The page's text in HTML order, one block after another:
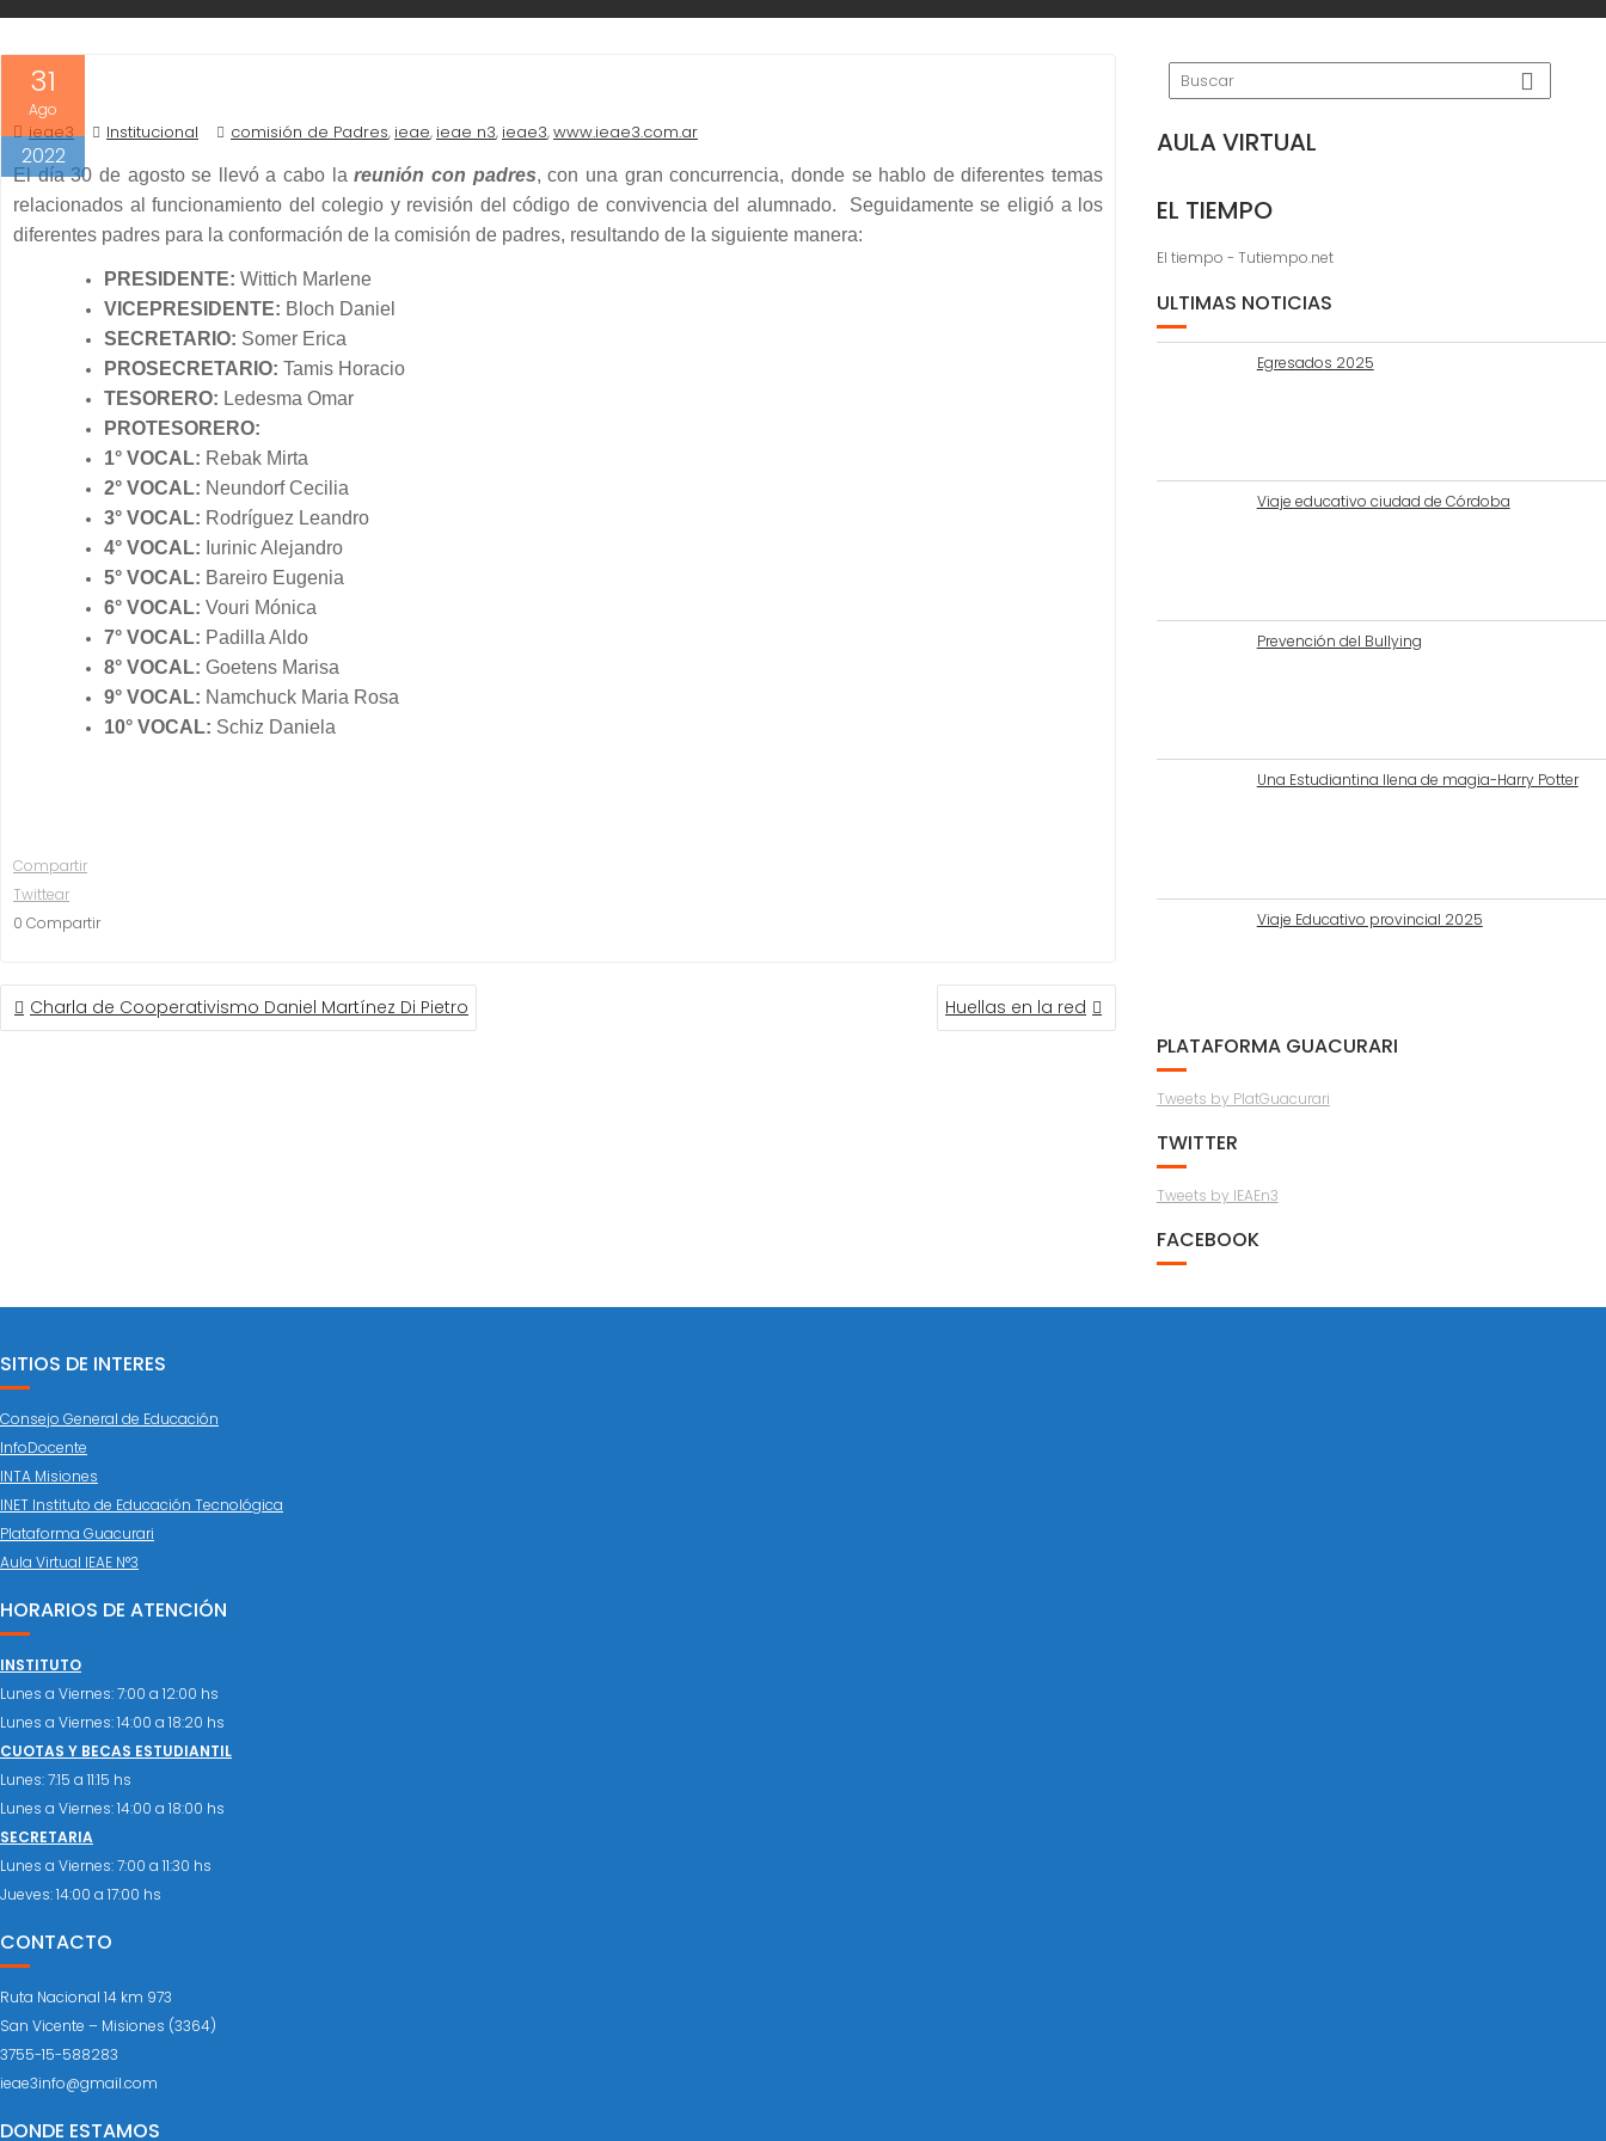
31
Ago
2022
ieae3 Institucional comisión de Padres, ieae, ieae n3, ieae3,www.ieae3.com.ar
El día 30 de agosto se llevó a cabo lareunión con padres, con una gran concurrencia, donde se hablo de diferentes temas
relacionados al funcionamiento del colegio y revisión del código de convivencia del alumnado. Seguidamente se eligió a los
diferentes padres para la conformación de la comisión de padres, resultando de la siguiente manera:
PRESIDENTE: Wittich Marlene
VICEPRESIDENTE: Bloch Daniel
SECRETARIO: Somer Erica
PROSECRETARIO: Tamis Horacio
TESORERO: Ledesma Omar
PROTESORERO:
1° VOCAL: Rebak Mirta
2° VOCAL: Neundorf Cecilia
3° VOCAL: Rodríguez Leandro
4° VOCAL: Iurinic Alejandro
5° VOCAL: Bareiro Eugenia
6° VOCAL: Vouri Mónica
7° VOCAL: Padilla Aldo
8° VOCAL: Goetens Marisa
9° VOCAL: Namchuck Maria Rosa
10° VOCAL: Schiz Daniela
Compartir
Twittear
0 Compartir
NAVEGACIÓN
DE
Charla de Cooperativismo Daniel Martínez Di Pietro Huellas en la red
AULA VIRTUAL
EL TIEMPO
El tiempo - Tutiempo.net
ULTIMAS NOTICIAS
Egresados 2025
Viaje educativo ciudad de Córdoba
Prevención del Bullying
Una Estudiantina llena de magia-Harry Potter
Viaje Educativo provincial 2025
PLATAFORMA GUACURARI
Tweets by PlatGuacurari
TWITTER
Tweets by IEAEn3
FACEBOOK
SITIOS DE INTERES
Consejo General de Educación
InfoDocente
INTA Misiones
INET Instituto de Educación Tecnológica
Plataforma Guacurari
Aula Virtual IEAE N°3
HORARIOS DE ATENCIÓN
INSTITUTO
Lunes a Viernes: 7:00 a 12:00 hs
Lunes a Viernes: 14:00 a 18:20 hs
CUOTAS Y BECAS ESTUDIANTIL
Lunes: 7:15 a 11:15 hs
Lunes a Viernes: 14:00 a 18:00 hs
SECRETARIA
Lunes a Viernes: 7:00 a 11:30 hs
Jueves: 14:00 a 17:00 hs
CONTACTO
Ruta Nacional 14 km 973
San Vicente – Misiones (3364)
3755-15-588283
ieae3info@gmail.com
DONDE ESTAMOS